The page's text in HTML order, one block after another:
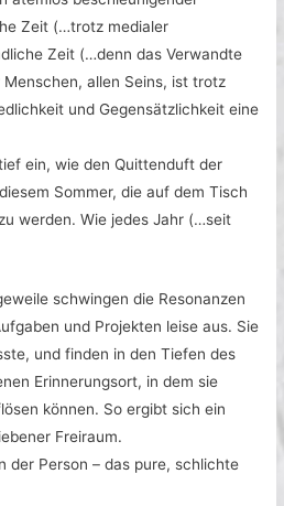
Zeit (…trotz medialer
Zeit (…denn das Verwandte
allen Seins, ist trotz
und Gegensätzlichkeit eine
ein, wie den Quittenduft der
Sommer, die auf dem Tisch
werden. Wie jedes Jahr (…seit
schwingen die Resonanzen
und Projekten leise aus. Sie
und finden in den Tiefen des
Erinnerungsort, in dem sie
können. So ergibt sich ein
Freiraum.
der Person – das pure, schlichte